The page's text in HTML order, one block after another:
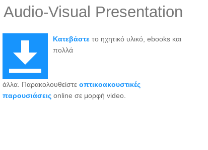
Audio-Visual Presentation
Κατεβάστε το ηχητικό υλικό, ebooks και
πολλά
άλλα. Παρακολουθείστεοπτικοακουστικές
παρουσιάσεις online σε μορφή video.